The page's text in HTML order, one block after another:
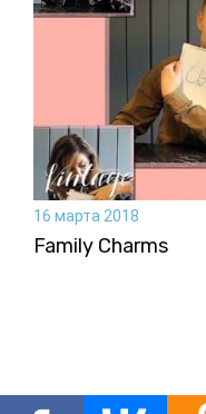
16 марта 2018
Family Charms